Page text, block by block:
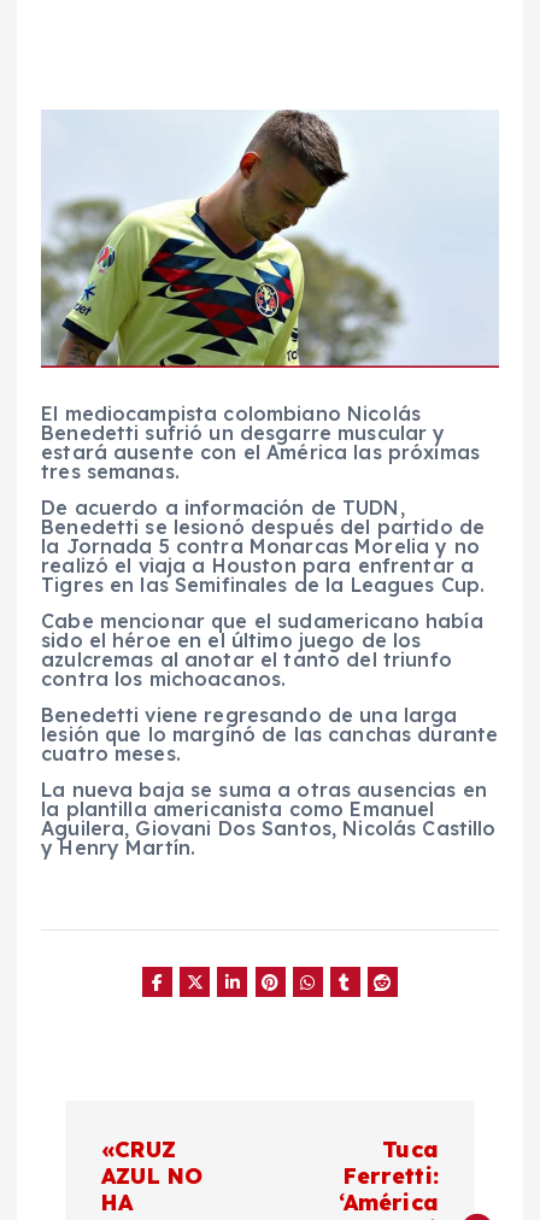
El mediocampista colombiano Nicolás
Benedetti sufrió un desgarre muscular y
estará ausente con el América las próximas
tres semanas.
De acuerdo a información de TUDN,
Benedetti se lesionó después del partido de
la Jornada 5 contra Monarcas Morelia y no
realizó el viaja a Houston para enfrentar a
Tigres en las Semifinales de la Leagues Cup.
Cabe mencionar que el sudamericano había
sido el héroe en el último juego de los
azulcremas al anotar el tanto del triunfo
contra los michoacanos.
Benedetti viene regresando de una larga
lesión que lo marginó de las canchas durante
cuatro meses.
La nueva baja se suma a otras ausencias en
la plantilla americanista como Emanuel
Aguilera, Giovani Dos Santos, Nicolás Castillo
y Henry Martín.
«CRUZ
AZUL NO
HA
Tuca
Ferretti:
‘América